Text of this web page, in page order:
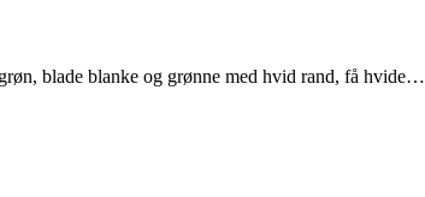
blade blanke og grønne med hvid rand, få hvide…